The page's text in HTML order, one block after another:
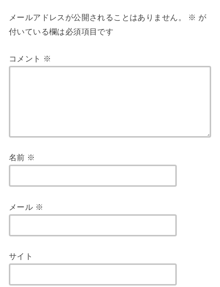
メールアドレスが公開されることはありません。 ※ が
付いている欄は必須項目です
コメント ※
名前 ※
メール ※
サイト